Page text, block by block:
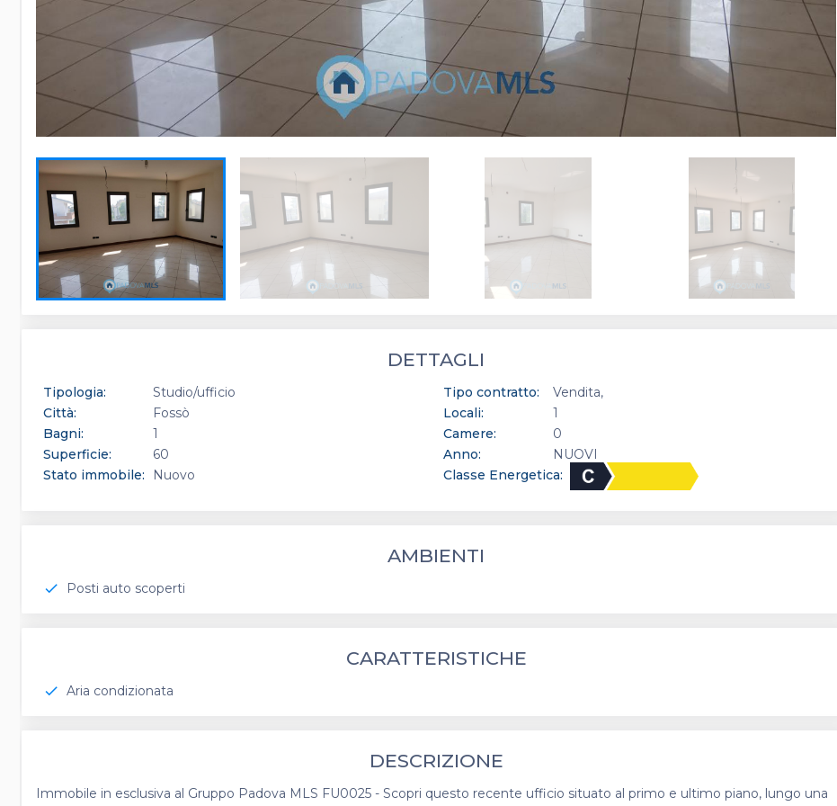
DETTAGLI
Tipologia: Studio/ufficio Tipo contratto:
Vendita
Città:
Fossò Locali:
1
Bagni:
1 Camere:
0
Superficie:
60 Anno:
NUOVI
Stato immobile:
Nuovo Classe Energetica:
AMBIENTI
check Posti auto scoperti
CARATTERISTICHE
check Aria condizionata
DESCRIZIONE
Immobile in esclusiva al Gruppo Padova MLS FU0025 - Scopri questo recente ufficio situato al primo e ultimo piano, lungo una